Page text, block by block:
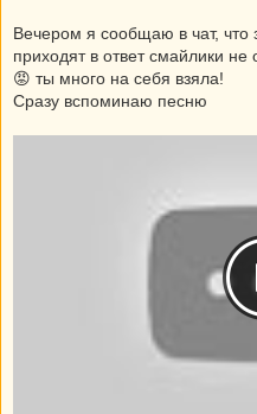
Вечером я сообщаю в чат, что
приходят в ответ смайлики
😡 ты много на себя взяла!
Сразу вспоминаю песню